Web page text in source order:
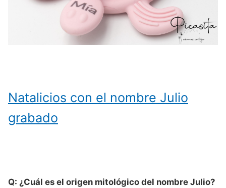
Natalicios con el nombre Julio
grabado
Q: ¿Cuál es el origen mitológico del nombre Julio?